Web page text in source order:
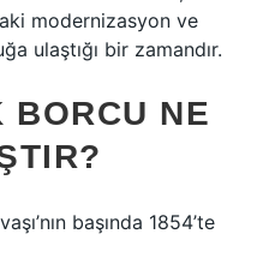
modernizasyon ve
ulaştığı bir zamandır.
BORCU NE
başında 1854’te